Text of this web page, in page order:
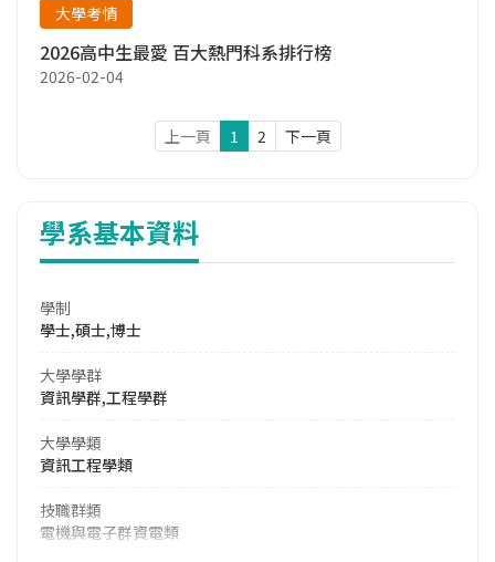
大學考情
2026高中生最愛 百大熱門科系排行榜
2026-02-04
上一頁 1 2 下一頁
學系基本資料
學制
學士,碩士,博士
大學學群
資訊學群,工程學群
大學學類
資訊工程學類
技職群類
電機與電子群資電類